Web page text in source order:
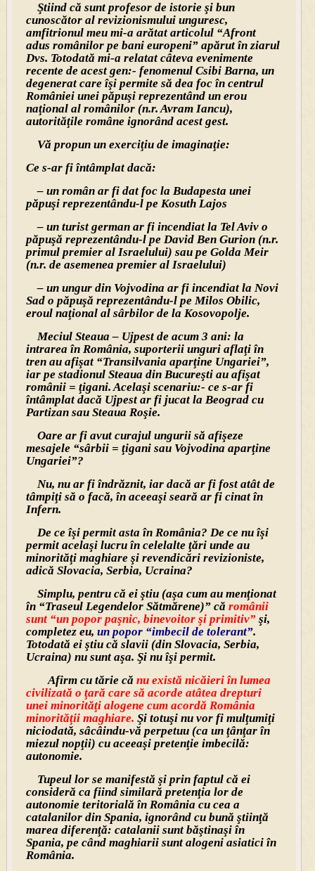
Ştiind că sunt profesor de istorie şi bun
cunoscător al revizionismului unguresc,
amfitrionul meu mi-a arătat articolul “Afront
adus românilor pe bani europeni” apărut în ziarul
Dvs. Totodată mi-a relatat câteva evenimente
recente de acest gen:- fenomenul Csibi Barna, un
degenerat care îşi permite să dea foc în centrul
României unei păpuşi reprezentând un erou
naţional al românilor (n.r. Avram Iancu),
autorităţile române ignorând acest gest.
Vă propun un exerciţiu de imaginaţie:
Ce s-ar fi întâmplat dacă:
– un român ar fi dat foc la Budapesta unei
păpuşi reprezentându-l pe Kosuth Lajos
– un turist german ar fi incendiat la Tel Aviv o
păpuşă reprezentându-l pe David Ben Gurion (n.r.
primul premier al Israelului) sau pe Golda Meir
(n.r. de asemenea premier al Israelului)
– un ungur din Vojvodina ar fi incendiat la Novi
Sad o păpuşă reprezentându-l pe Milos Obilic,
eroul naţional al sârbilor de la Kosovopolje.
Meciul Steaua – Ujpest de acum 3 ani: la
intrarea în România, suporterii unguri aflaţi în
tren au afişat “Transilvania aparţine Ungariei”,
iar pe stadionul Steaua din Bucureşti au afişat
românii = ţigani. Acelaşi scenariu:- ce s-ar fi
întâmplat dacă Ujpest ar fi jucat la Beograd cu
Partizan sau Steaua Roşie.
Oare ar fi avut curajul ungurii să afişeze
mesajele “sârbii = ţigani sau Vojvodina aparţine
Ungariei”?
Nu, nu ar fi îndrăznit, iar dacă ar fi fost atât de
tâmpiţi să o facă, în aceeaşi seară ar fi cinat în
Infern.
De ce îşi permit asta în România? De ce nu îşi
permit acelaşi lucru în celelalte ţări unde au
minorităţi maghiare şi revendicări revizioniste,
adică Slovacia, Serbia, Ucraina?
Simplu, pentru că ei ştiu (aşa cum au menţionat
în “Traseul Legendelor Sătmărene)” că românii
sunt “un popor paşnic, binevoitor şi primitiv”şi,
completez eu, un popor “imbecil de tolerant”.
Totodată ei ştiu că slavii (din Slovacia, Serbia,
Ucraina) nu sunt aşa. Şi nu îşi permit.
Afirm cu tărie că nu există nicăieri în lumea
civilizată o ţară care să acorde atâtea drepturi
unei minorităţi alogene cum acordă România
minorităţii maghiare. Şi totuşi nu vor fi mulţumiţi
niciodată, sâcâindu-vă perpetuu (ca un ţânţar în
miezul nopţii) cu aceeaşi pretenţie imbecilă:
autonomie.
Tupeul lor se manifestă şi prin faptul că ei
consideră ca fiind similară pretenţia lor de
autonomie teritorială în România cu cea a
catalanilor din Spania, ignorând cu bună ştiinţă
marea diferenţă: catalanii sunt băştinaşi în
Spania, pe când maghiarii sunt alogeni asiatici în
România.